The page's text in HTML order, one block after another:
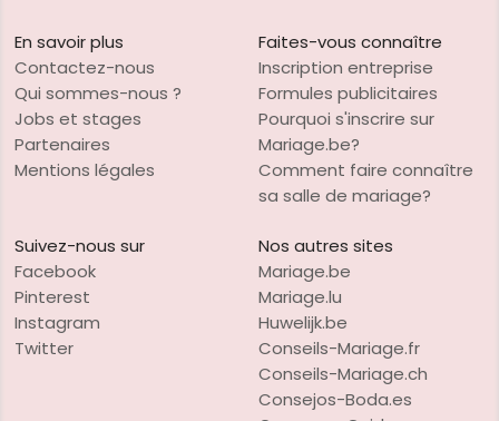
En savoir plus
Contactez-nous
Qui sommes-nous ?
Jobs et stages
Partenaires
Mentions légales
Faites-vous connaître
Inscription entreprise
Formules publicitaires
Pourquoi s'inscrire sur
Mariage.be?
Comment faire connaître
sa salle de mariage?
Suivez-nous sur
Facebook
Pinterest
Instagram
Twitter
Nos autres sites
Mariage.be
Mariage.lu
Huwelijk.be
Conseils-Mariage.fr
Conseils-Mariage.ch
Consejos-Boda.es